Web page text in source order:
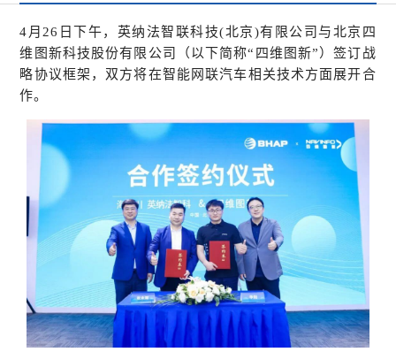
4月26日下午，英纳法智联科技(北京)有限公司与北京四
维图新科技股份有限公司（以下简称“四维图新”）签订战
略协议框架，双方将在智能网联汽车相关技术方面展开合
作。